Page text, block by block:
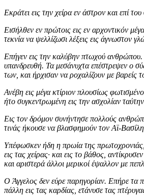
Εκράτει εις την χείρα εν άστρον και επί
Εισήλθεν εν πρώτοις εις εν αρχοντικόν
τεκνία να ψελλίζωσι λέξεις εις άγνωστον
Επήγεν εις την καλύβην πτωχού ανθρώπου.
υπανδρευθή. Τα μεσάνυχτα επέστρεψεν ο
των, και ήρχισαν να ροχαλίζουν με βαρείς
Ανέβη εις μέγα κτίριον πλουσίως
ήτο συγκεντρωμένη εις την ασχολίαν
Εις τον δρόμον συνήντησε πολλούς
τινάς ήκουσε να βλασφημούν τον Αϊ-
Υπέφωσκεν ήδη η πρωία της πρωτοχρονιάς,
εις τας χείρας· και εις το βάθος,
και αριστερά άλλοι μερικοί έψαλλον με
Ο Άγγελος δεν εύρε παρηγορίαν. Επήρε τα
πάλλη εις τας καρδίας, ετάνυσε τας